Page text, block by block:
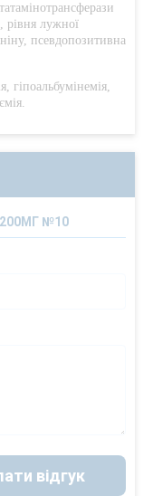
лужної
псевдопозитивна
гіпоальбумінемія,
№10
відгук